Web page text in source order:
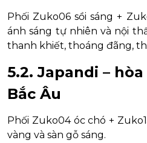
Phối Zuko06 sồi sáng +
ánh sáng tự nhiên và nội
thanh khiết, thoáng đãng,
5.2. Japandi –
Bắc Âu
Phối Zuko04 óc chó +
vàng và sàn gỗ sáng.